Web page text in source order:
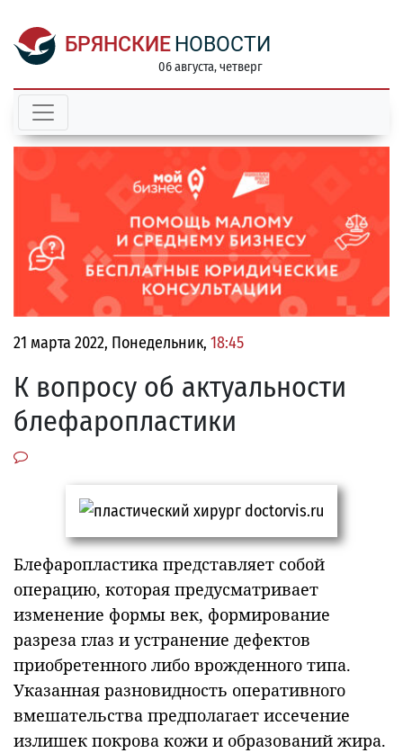
БРЯНСКИЕ НОВОСТИ
06 августа, четверг
21 марта 2022, Понедельник, 18:45
К вопросу об актуальности
блефаропластики
Блефаропластика представляет собой
операцию, которая предусматривает
изменение формы век, формирование
разреза глаз и устранение дефектов
приобретенного либо врожденного типа.
Указанная разновидность оперативного
вмешательства предполагает иссечение
излишек покрова кожи и образований жира.